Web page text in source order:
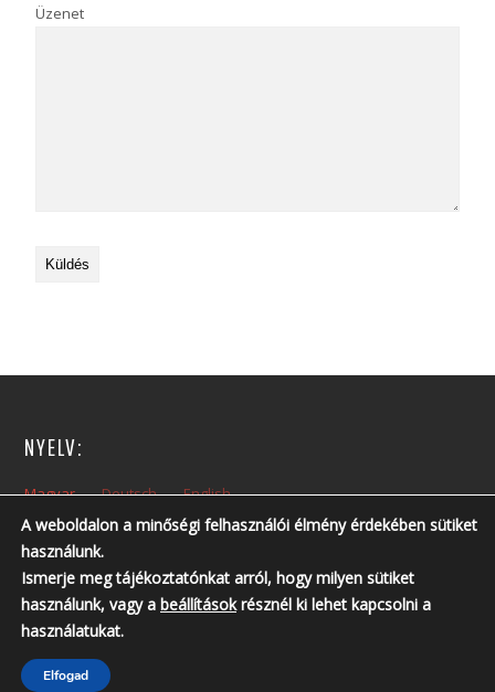
Üzenet
NYELV:
Magyar Deutsch English
NYITVA TARTÁS:
Hétfőtől – Péntekig: 10:00 – 14:00
Nyitvatartási időn kívül, előzetes telefonos egyeztetés szükséges!
Telefonszám: +36 30 237 6761 ; +36 30 213 3461
A weboldalon a minőségi felhasználói élmény érdekében sütiket
használunk.
Ismerje meg tájékoztatónkat arról, hogy milyen sütiket
használunk, vagy a beállításokrésznél ki lehet kapcsolni a
használatukat.
Elfogad